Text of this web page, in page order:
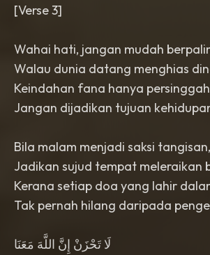
[Verse 3]
Wahai hati, jangan mudah
Walau dunia datang menghias
Keindahan fana hanya
Jangan dijadikan tujuan
Bila malam menjadi saksi tangisan,
Jadikan sujud tempat meleraikan
Kerana setiap doa yang lahir
Tak pernah hilang daripada
لَا تَحْزَنْ إِنَّ اللَّهَ مَعَنَا